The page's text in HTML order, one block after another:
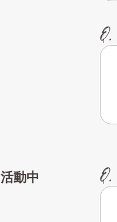
活動中